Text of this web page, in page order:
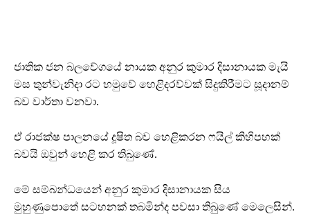
ජාතික ජන බලවේගයේ නායක අනුර කුමාර දිසානායක මැයි
මස තුන්වැනිදා රට හමුවේ හෙළිදරව්වක් සිදුකිරීමට සූදානම්
බව වාර්තා වනවා.
ඒ රාජක්ෂ පාලනයේ දූෂිත බව හෙළිකරන ෆයිල් කිහිපහක්
බවයි ඔවුන් හෙළි කර තිබුණේ.
මේ සම්බන්ධයෙන් අනුර කුමාර දිසානායක සිය
මුහුණුපොතේ සටහනක් තබමින්ද පවසා තිබුණේ මෙලෙසින්.